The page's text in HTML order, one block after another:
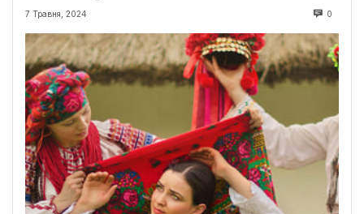
7 Травня, 2024 0